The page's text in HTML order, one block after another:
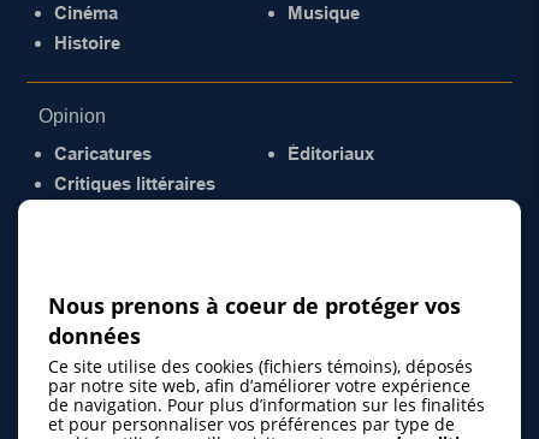
Cinéma
Histoire
Musique
Opinion
Caricatures
Critiques littéraires
Éditoriaux
Nous prenons à coeur de protéger vos
données
Ce site utilise des cookies (fichiers témoins), déposés
par notre site web, afin d’améliorer votre expérience
de navigation. Pour plus d’information sur les finalités
et pour personnaliser vos préférences par type de